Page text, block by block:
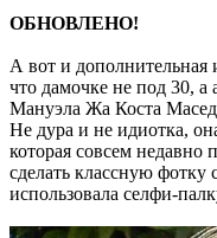
ОБНОВЛЕНО!
А вот и дополнительная
что дамочке не под 30, а
Мануэла Жа Коста
Не дура и не идиотка,
которая совсем
сделать классную фотку
использовала селфи-